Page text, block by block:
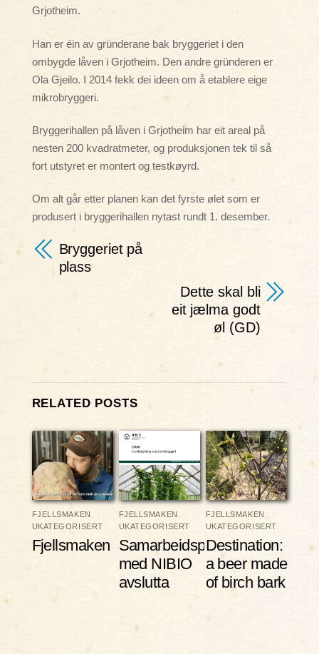
Grjotheim.
Han er éin av gründerane bak bryggeriet i den
ombygde låven i Grjotheim. Den andre gründeren er
Ola Gjeilo. I 2014 fekk dei ideen om å etablere eige
mikrobryggeri.
Bryggerihallen på låven i Grjotheim har eit areal på
nesten 200 kvadratmeter, og produksjonen tek til så
fort utstyret er montert og testkøyrd.
Om alt går etter planen kan det fyrste ølet som er
produsert i bryggerihallen nytast rundt 1. desember.
Bryggeriet på
plass
Dette skal bli
eit jælma godt
øl (GD)
RELATED POSTS
FJELLSMAKEN
UKATEGORISERT
Fjellsmaken
FJELLSMAKEN
UKATEGORISERT
Samarbeidsprosjektet
med NIBIO
avslutta
FJELLSMAKEN
UKATEGORISERT
Destination:
a beer made
of birch bark